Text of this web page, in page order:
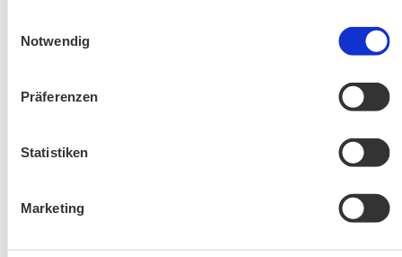
Notwendig
Präferenzen
Statistiken
Marketing
Café Pauli / Das Bergpanorama rund um Aschau